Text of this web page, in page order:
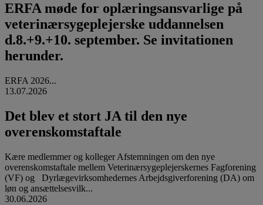
ERFA møde for oplæringsansvarlige på
veterinærsygeplejerske uddannelsen
d.8.+9.+10. september. Se invitationen
herunder.
ERFA 2026...
13.07.2026
Det blev et stort JA til den nye
overenskomstaftale
Kære medlemmer og kolleger Afstemningen om den nye
overenskomstaftale mellem Veterinærsygeplejerskernes Fagforening
(VF) og Dyrlægevirksomhedernes Arbejdsgiverforening (DA) om
løn og ansættelsesvilk...
30.06.2026